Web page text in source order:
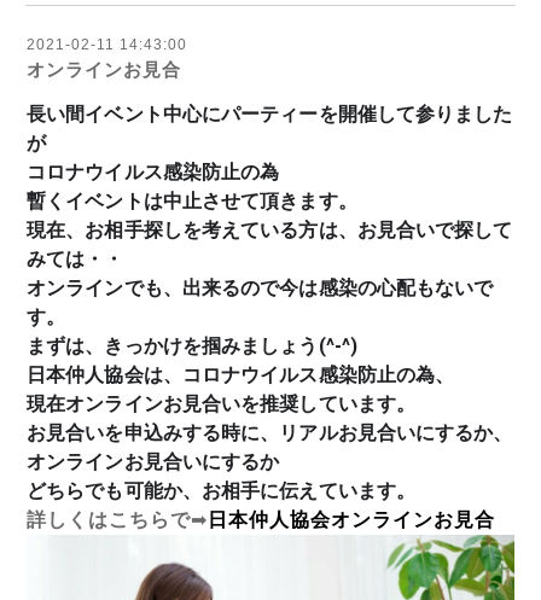
2021-02-11 14:43:00
オンラインお見合
長い間イベント中心にパーティーを開催して参りました
が
コロナウイルス感染防止の為
暫くイベントは中止させて頂きます。
現在、お相手探しを考えている方は、お見合いで探して
みては・・
オンラインでも、出来るので今は感染の心配もないで
す。
まずは、きっかけを掴みましょう(^-^)
日本仲人協会は、コロナウイルス感染防止の為、
現在オンラインお見合いを推奨しています。
お見合いを申込みする時に、リアルお見合いにするか、
オンラインお見合いにするか
どちらでも可能か、お相手に伝えています。
詳しくはこちらで➡ 日本仲人協会オンラインお見合